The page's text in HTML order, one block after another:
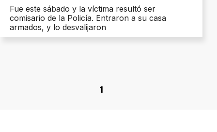
Fue este sábado y la víctima resultó ser
comisario de la Policía. Entraron a su casa
armados, y lo desvalijaron
1